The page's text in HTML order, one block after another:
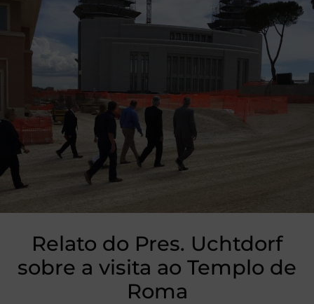
Relato do Pres. Uchtdorf
sobre a visita ao Templo de
Roma